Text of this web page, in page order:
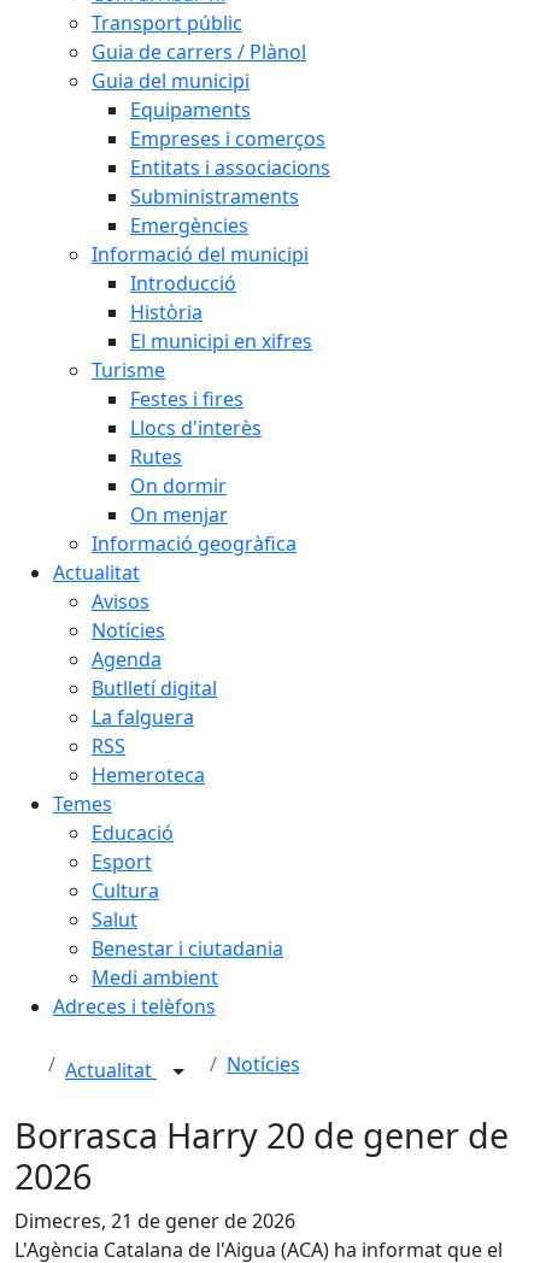
Transport públic
Guia de carrers / Plànol
Guia del municipi
Equipaments
Empreses i comerços
Entitats i associacions
Subministraments
Emergències
Informació del municipi
Introducció
Història
El municipi en xifres
Turisme
Festes i fires
Llocs d'interès
Rutes
On dormir
On menjar
Informació geogràfica
Actualitat
Avisos
Notícies
Agenda
Butlletí digital
La falguera
RSS
Hemeroteca
Temes
Educació
Esport
Cultura
Salut
Benestar i ciutadania
Medi ambient
Adreces i telèfons
Actualitat Notícies
Borrasca Harry 20 de gener de
2026
Dimecres, 21 de gener de 2026
L'Agència Catalana de l'Aigua (ACA) ha informat que el